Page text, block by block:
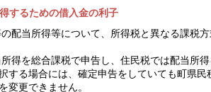
するための借入金の利子
配当所得等について、所得税と異なる課税
得を総合課税で申告し、住民税では配当所
する場合には、確定申告をしていても町県
変更できません。